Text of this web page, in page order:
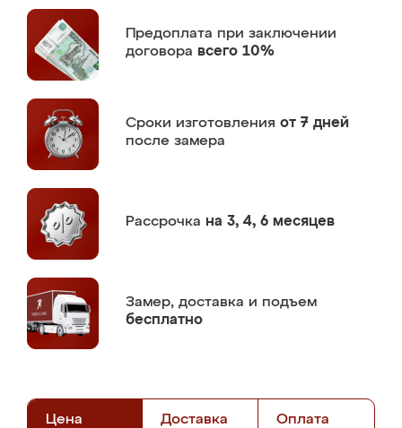
Предоплата при заключении
договора всего 10%
Сроки изготовления от 7 дней
после замера
Рассрочка на 3, 4, 6 месяцев
Замер, доставка и подъем
бесплатно
Цена Доставка Оплата